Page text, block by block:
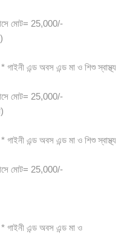
মোট= 25,000/-
এন্ড অবস এন্ড মা ও শিশু স্বাস্থ্য
মোট= 25,000/-
এন্ড অবস এন্ড মা ও শিশু স্বাস্থ্য
মোট= 25,000/-
গাইনী এন্ড অবস এন্ড মা ও